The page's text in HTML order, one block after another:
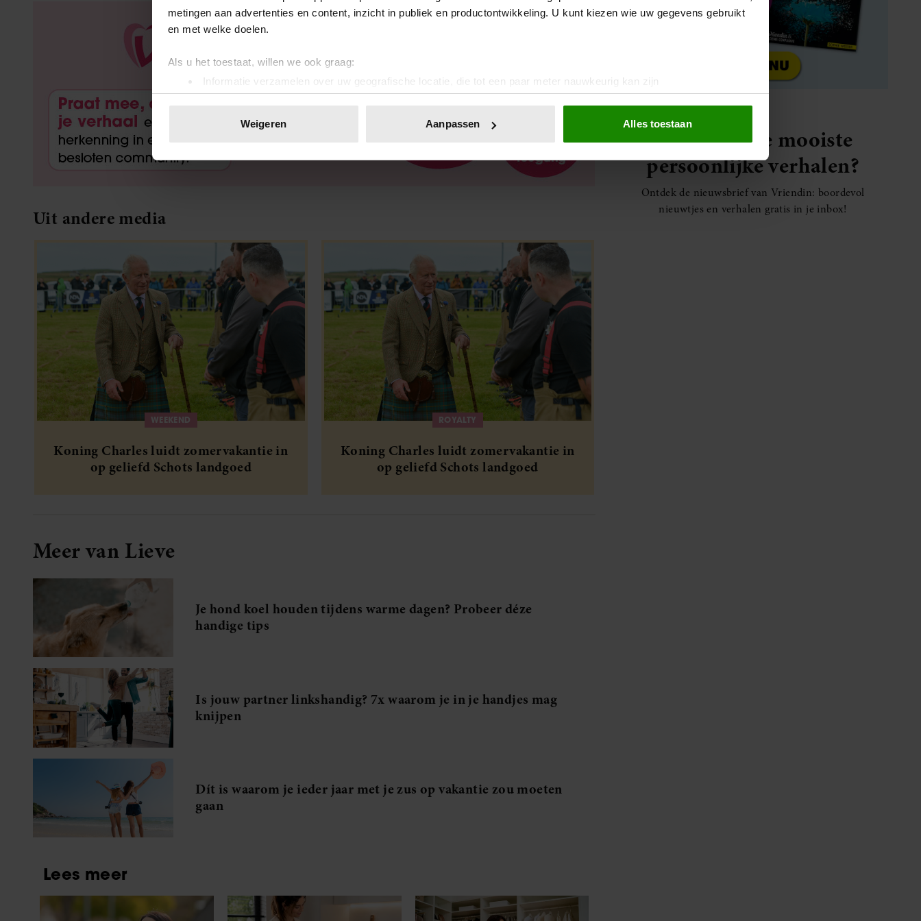
metingen aan advertenties en content, inzicht in publiek en productontwikkeling. U kunt kiezen wie uw gegevens gebruikt
en met welke doelen.
Als u het toestaat, willen we ook graag:
Informatie verzamelen over uw geografische locatie, die tot een paar meter nauwkeurig kan zijn
Uw apparaat identificeren door het actief te scannen op specifieke eigenschappen (fingerprinting)
toestemming op elk moment wijzigen of intrekken in de Cookieverklaring.
We gebruiken cookies om content en advertenties te personaliseren, om functies voor social media te bieden en om ons
websiteverkeer te analyseren. Ook delen we informatie over uw gebruik van onze site met onze partners voor social
media, adverteren en analyse. Deze partners kunnen deze gegevens combineren met andere informatie die u aan ze heeft
verstrekt of die ze hebben verzameld op basis van uw gebruik van hun services. U gaat akkoord met onze cookies als u
Weigeren Aanpassen Alles toestaan
Uit andere media
WEEKEND
Koning Charles luidt zomervakantie in
op geliefd Schots landgoed
ROYALTY
Koning Charles luidt zomervakantie in
op geliefd Schots landgoed
Meer van Lieve
Je hond koel houden tijdens warme dagen? Probeer déze
handige tips
Is jouw partner linkshandig? 7x waarom je in je handjes mag
knijpen
Dít is waarom je ieder jaar met je zus op vakantie zou moeten
gaan
Elke week de mooiste
persoonlijke verhalen?
Ontdek de nieuwsbrief van Vriendin: boordevol
nieuwtjes en verhalen gratis in je inbox!